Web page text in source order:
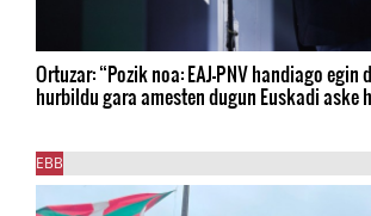
Ortuzar: “Pozik noa: EAJ-PNV handiago egin
hurbildu gara amesten dugun Euskadi aske
EBB